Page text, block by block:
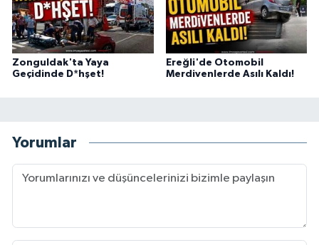
Zonguldak'ta Yaya
Geçidinde D*hşet!
Ereğli'de Otomobil
Merdivenlerde Asılı Kaldı!
Yorumlar